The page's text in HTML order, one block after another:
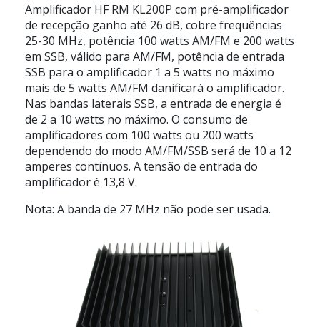
Amplificador HF RM KL200P com pré-amplificador
de recepção ganho até 26 dB, cobre frequências
25-30 MHz, potência 100 watts AM/FM e 200 watts
em SSB, válido para AM/FM, potência de entrada
SSB para o amplificador 1 a 5 watts no máximo
mais de 5 watts AM/FM danificará o amplificador.
Nas bandas laterais SSB, a entrada de energia é
de 2 a 10 watts no máximo. O consumo de
amplificadores com 100 watts ou 200 watts
dependendo do modo AM/FM/SSB será de 10 a 12
amperes contínuos. A tensão de entrada do
amplificador é 13,8 V.
Nota: A banda de 27 MHz não pode ser usada.